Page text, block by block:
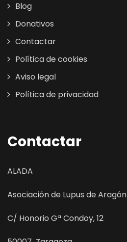
Blog
Donativos
Contactar
Política de cookies
Aviso legal
Política de privacidad
Contactar
ALADA
Asociación de Lupus de Aragón
C/ Honorio Gª Condoy, 12